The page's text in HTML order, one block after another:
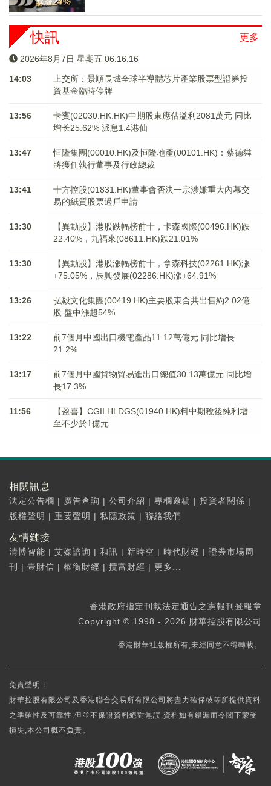
更多
快訊
2026年8月7日 星期五 06:16:16
14:03
上交所：景順長城全球半導體芯片產業股票型證券投
資基金臨時停牌
13:56
卡賓(02030.HK.HK)中期股東應佔溢利2081萬元 同比
增长25.62% 派息1.4港仙
13:47
恒隆集團(00010.HK)及恒隆地產(00101.HK)：蔡德粦
將獲任執行董事及行政總裁
13:41
十方控股(01831.HK)董事會否決一宗涉嫌重大內幕交
易的紙質股票過戶申請
13:30
【異動股】港股跌幅榜前十，卡森國際(00496.HK)跌
22.40%，九福來(08611.HK)跌21.01%
13:30
【異動股】港股漲幅榜前十，拿森科技(02261.HK)漲
+75.05%，辰興發展(02286.HK)漲+64.91%
13:26
弘毅文化集團(00419.HK)主要股東合共出售約2.02億
股 盤中漲超54%
13:22
前7個月中國出口機電產品11.12萬億元 同比增長
21.2%
13:17
前7個月中國貨物貿易進出口總值30.13萬億元 同比增
長17.3%
11:56
【盈喜】CGII HLDGS(01940.HK)料中期稅後純利增
至不少於1億元
相關訊息
法定公告欄 | 廣告查詢 | 公司介紹 | 專欄邀稿 | 投資者關係 |
版權聲明 | 重要聲明 | 私隱政策 | 聯絡我們
友情鏈接
清博智能 | 艾媒諮詢 | 和訊 | 新時空 | 時代財經 | 證券市場周
刊
| 壹財信 | 權衡財經 | 攬富財經 | 更多...
香港政府指定刊載法定通告之憲報刊登報章
Copyright © 1998 - 2026 財華控股有限公司
香港財華社版權所有,未經同意不得轉載。
免責聲明：
財華控股有限公司及香港聯合交易所有限公司將盡力確保彼等所提供資料
之準確性及可靠性,但並不保證資料絕對無誤,資料如有錯漏而令閣下蒙受
損失,本公司概不負責。